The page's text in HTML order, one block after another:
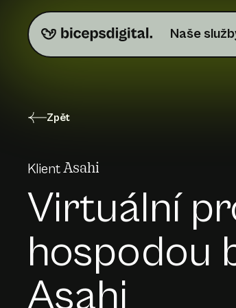
Naše
Zpět
Klient Asahi
Virtuální
hospodou
Asahi